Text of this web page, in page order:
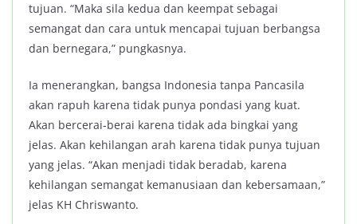
tujuan. “Maka sila kedua dan keempat sebagai
semangat dan cara untuk mencapai tujuan berbangsa
dan bernegara,” pungkasnya.
Ia menerangkan, bangsa Indonesia tanpa Pancasila
akan rapuh karena tidak punya pondasi yang kuat.
Akan bercerai-berai karena tidak ada bingkai yang
jelas. Akan kehilangan arah karena tidak punya tujuan
yang jelas. “Akan menjadi tidak beradab, karena
kehilangan semangat kemanusiaan dan kebersamaan,”
jelas KH Chriswanto.